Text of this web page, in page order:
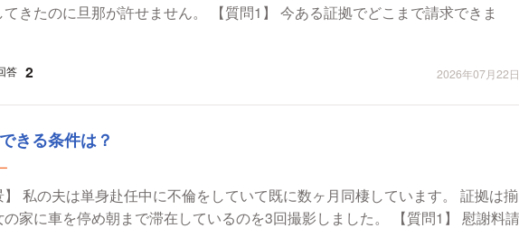
が許せません。 【質問1】 今ある証拠でどこまで請求できま
答 2 2026年07月22日
きる条件は？
】 私の夫は単身赴任中に不倫をしていて既に数ヶ月同棲しています。 証拠は揃
に車を停め朝まで滞在しているのを3回撮影しました。 【質問1】 慰謝料請